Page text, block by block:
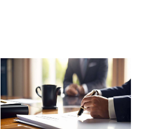
Acquisition
immobilière
:
intervention
et